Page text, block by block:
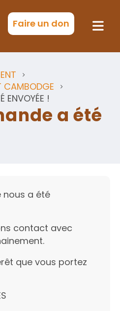
Faire un don
CAMBODGE
ENVOYÉE !
a été
nous a été
contact avec
que vous portez